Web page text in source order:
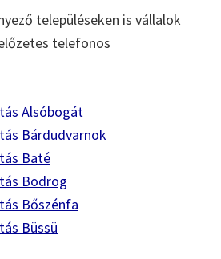
településeken is vállalok
telefonos
Alsóbogát
Bárdudvarnok
Baté
Bodrog
Bőszénfa
Büssü